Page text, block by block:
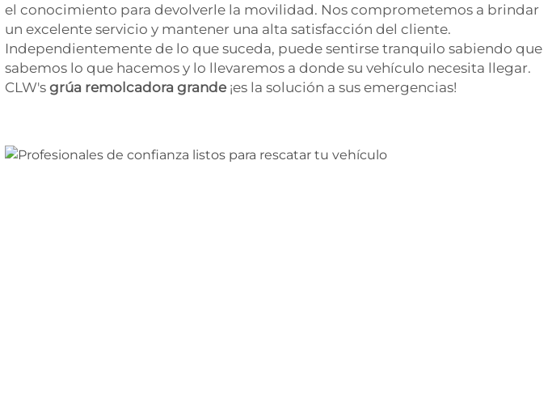
el conocimiento para devolverle la movilidad. Nos comprometemos a brindar
un excelente servicio y mantener una alta satisfacción del cliente.
Independientemente de lo que suceda, puede sentirse tranquilo sabiendo que
sabemos lo que hacemos y lo llevaremos a donde su vehículo necesita llegar.
CLW's grúa remolcadora grande ¡es la solución a sus emergencias!